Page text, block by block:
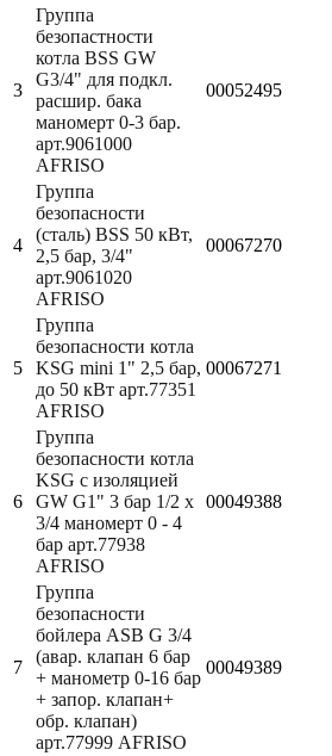
3
Группа
безопастности
котла BSS GW
G3/4" для подкл.
расшир. бака
маномерт 0-3 бар.
арт.9061000
AFRISO
00052495
4
Группа
безопасности
(сталь) BSS 50 кВт,
2,5 бар, 3/4"
арт.9061020
AFRISO
00067270
5
Группа
безопасности котла
KSG mini 1" 2,5 бар,
до 50 кВт арт.77351
AFRISO
00067271
6
Группа
безопасности котла
KSG с изоляцией
GW G1" 3 бар 1/2 х
3/4 маномерт 0 - 4
бар арт.77938
AFRISO
00049388
7
Группа
безопасности
бойлера ASB G 3/4
(авар. клапан 6 бар
+ манометр 0-16 бар
+ запор. клапан+
обр. клапан)
арт.77999 AFRISO
00049389